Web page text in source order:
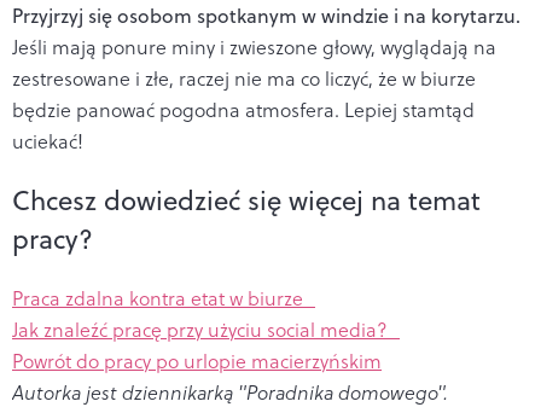
Przyjrzyj się osobom spotkanym w windzie i na korytarzu.
Jeśli mają ponure miny i zwieszone głowy, wyglądają na
zestresowane i złe, raczej nie ma co liczyć, że w biurze
będzie panować pogodna atmosfera. Lepiej stamtąd
uciekać!
Chcesz dowiedzieć się więcej na temat
pracy?
Praca zdalna kontra etat w biurze
Jak znaleźć pracę przy użyciu social media?
Powrót do pracy po urlopie macierzyńskim
Autorka jest dziennikarką "Poradnika domowego".